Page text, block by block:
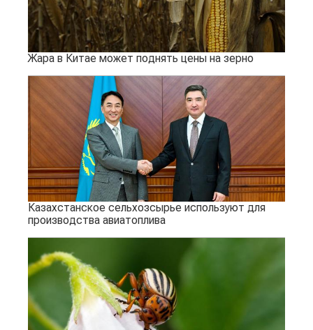
Жара в Китае может поднять цены на зерно
Казахстанское сельхозсырье используют для
производства авиатоплива